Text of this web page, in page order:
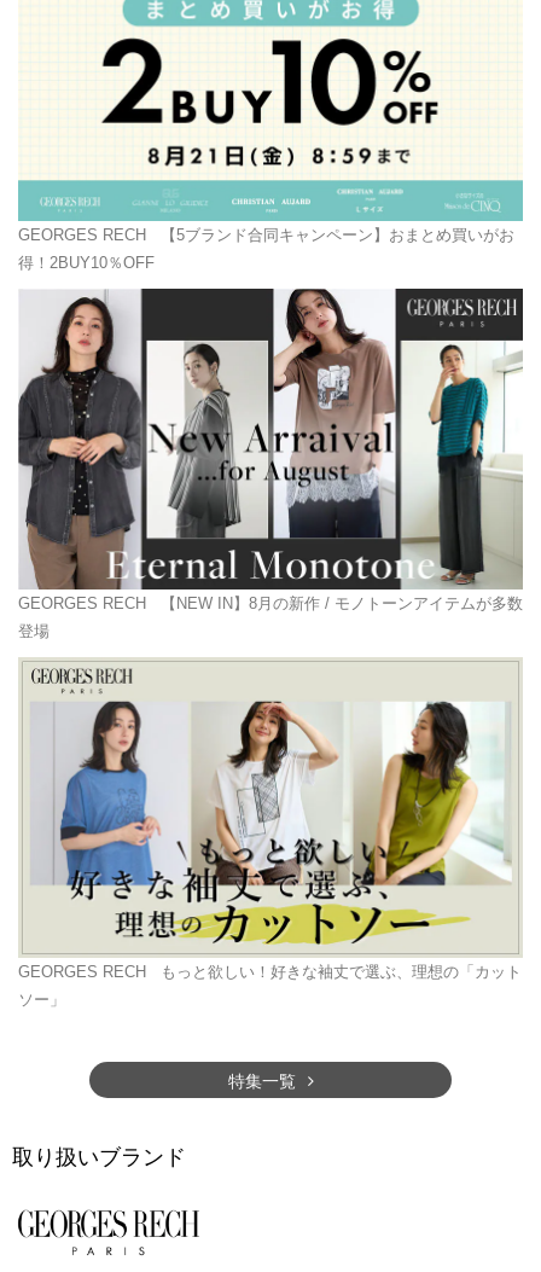
GEORGES RECH
【5ブランド合同キャンペーン】おまとめ買いがお
得！2BUY10％OFF
GEORGES RECH
【NEW IN】8月の新作 / モノトーンアイテムが多数
登場
GEORGES RECH
もっと欲しい！好きな袖丈で選ぶ、理想の「カット
ソー」
特集一覧
取り扱いブランド